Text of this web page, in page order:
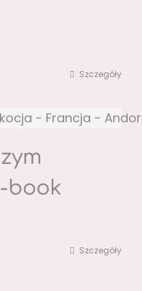
Szczegóły
book
Szczegóły